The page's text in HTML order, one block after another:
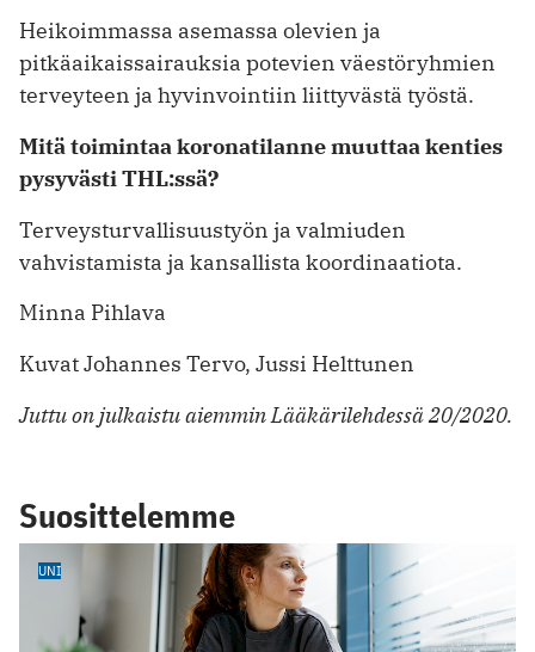
Heikoimmassa asemassa olevien ja
pitkäaikaissairauksia potevien väestö­ryhmien
terveyteen ja hyvinvointiin liittyvästä työstä.
Mitä toimintaa koronatilanne ­muuttaa kenties
pysyvästi THL:ssä?
Terveysturvallisuustyön ja valmiuden
vahvistamista ja kansallista koordinaatiota.
Minna Pihlava
Kuvat Johannes Tervo, Jussi Helttunen
Juttu on julkaistu aiemmin Lääkärilehdessä 20/2020.
Suosittelemme
UNI